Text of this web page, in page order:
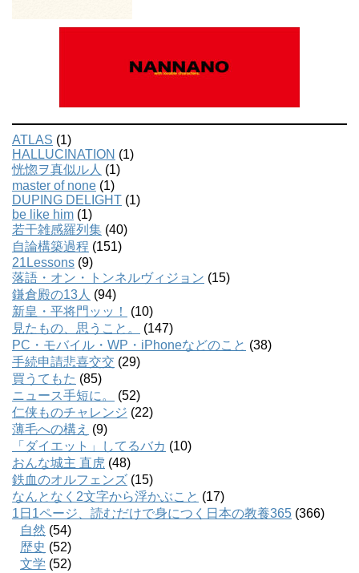
ATLAS (1)
HALLUCINATION (1)
恍惚ヲ真似ル人 (1)
master of none (1)
DUPING DELIGHT (1)
be like him (1)
若干雑感羅列集 (40)
自論構築過程 (151)
21Lessons (9)
落語・オン・トンネルヴィジョン (15)
鎌倉殿の13人 (94)
新皇・平将門ッッ！
(10)
見たもの、思うこと。
(147)
PC・モバイル・WP・iPhoneなどのこと (38)
手続申請悲喜交交 (29)
買うてもた (85)
ニュース手短に。
(52)
仁侠ものチャレンジ (22)
薄毛への構え (9)
「ダイエット」してるバカ (10)
おんな城主 直虎 (48)
鉄血のオルフェンズ (15)
なんとなく2文字から浮かぶこと (17)
1日1ページ、読むだけで身につく日本の教養365 (366)
自然 (54)
歴史 (52)
文学 (52)